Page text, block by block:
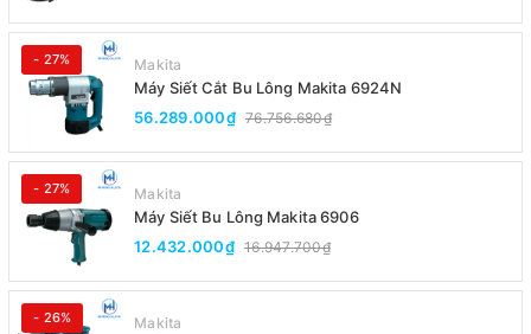
- 27% Makita
Máy Siết Cắt Bu Lông Makita 6924N
56.289.000₫ 76.756.680₫
- 27% Makita
Máy Siết Bu Lông Makita 6906
12.432.000₫ 16.947.700₫
- 26% Makita